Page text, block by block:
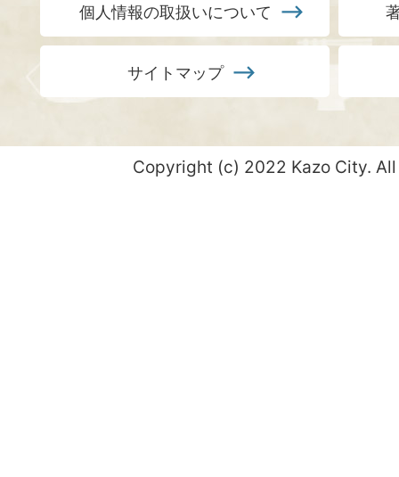
個人情報の取扱いについて
サイトマップ
Copyright (c) 2022 Kazo City.